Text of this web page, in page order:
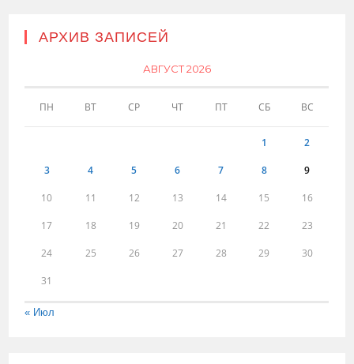
АРХИВ ЗАПИСЕЙ
АВГУСТ 2026
ПН ВТ СР ЧТ ПТ СБ ВС
1 2
3 4 5 6 7 8 9
10 11 12 13 14 15 16
17 18 19 20 21 22 23
24 25 26 27 28 29 30
31
« Июл